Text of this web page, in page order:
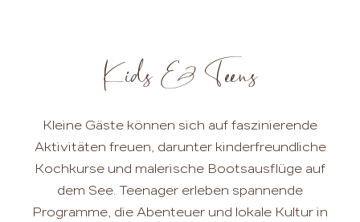
Kids & Teens
Kleine Gäste können sich auf faszinierende
Aktivitäten freuen, darunter kinderfreundliche
Kochkurse und malerische Bootsausflüge auf
dem See. Teenager erleben spannende
Programme, die Abenteuer und lokale Kultur in